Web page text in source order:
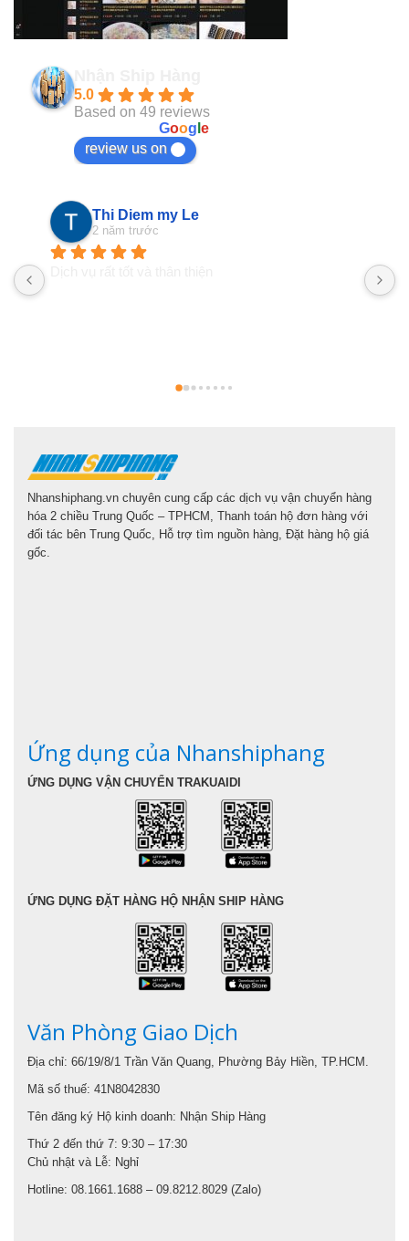
5.0
Based on 49 reviews
Goog e
review us on
Thi Diem my Le
2 năm trước
Nhanshiphang.vn chuyên cung cấp các dịch vụ vận chuyển hàng
hóa 2 chiều Trung Quốc – TPHCM, Thanh toán hộ đơn hàng với
đối tác bên Trung Quốc, Hỗ trợ tìm nguồn hàng, Đặt hàng hộ giá
gốc.
Ứng dụng của Nhanshiphang
ỨNG DỤNG VẬN CHUYỂN TRAKUAIDI
ỨNG DỤNG ĐẶT HÀNG HỘ NHẬN SHIP HÀNG
Văn Phòng Giao Dịch
Địa chỉ: 66/19/8/1 Trần Văn Quang, Phường Bảy Hiền, TP.HCM.
Mã số thuế: 41N8042830
Tên đăng ký Hộ kinh doanh: Nhận Ship Hàng
Thứ 2 đến thứ 7: 9:30 – 17:30
Chủ nhật và Lễ: Nghỉ
Hotline: 08.1661.1688 – 09.8212.8029 (Zalo)